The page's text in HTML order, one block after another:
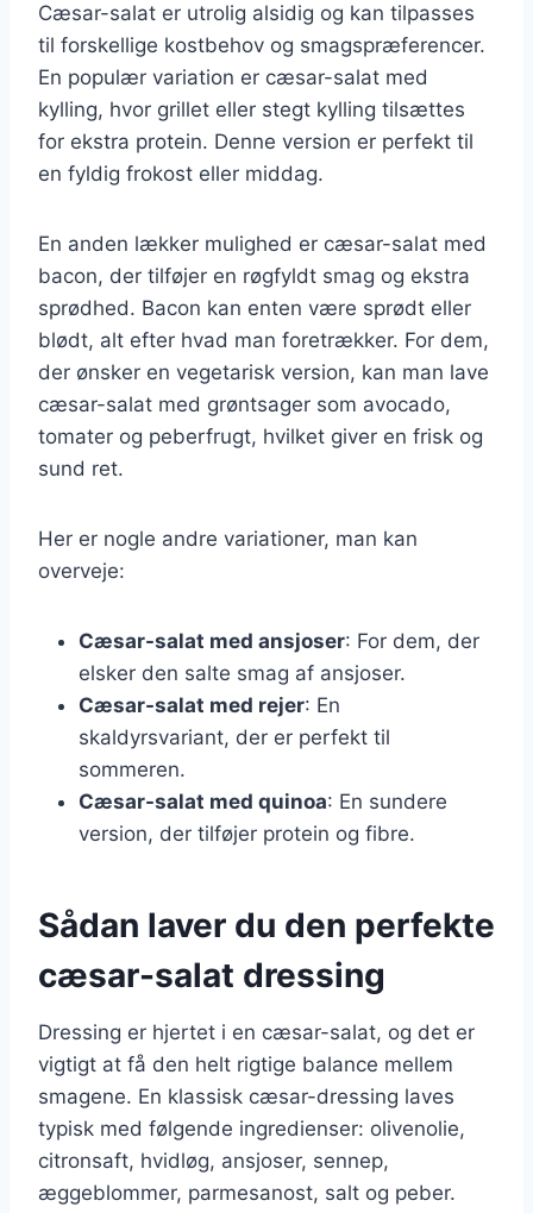
Cæsar-salat er utrolig alsidig og kan tilpasses
til forskellige kostbehov og smagspræferencer.
En populær variation er cæsar-salat med
kylling, hvor grillet eller stegt kylling tilsættes
for ekstra protein. Denne version er perfekt til
en fyldig frokost eller middag.
En anden lækker mulighed er cæsar-salat med
bacon, der tilføjer en røgfyldt smag og ekstra
sprødhed. Bacon kan enten være sprødt eller
blødt, alt efter hvad man foretrækker. For dem,
der ønsker en vegetarisk version, kan man lave
cæsar-salat med grøntsager som avocado,
tomater og peberfrugt, hvilket giver en frisk og
sund ret.
Her er nogle andre variationer, man kan
overveje:
Cæsar-salat med ansjoser: For dem, der
elsker den salte smag af ansjoser.
Cæsar-salat med rejer: En
skaldyrsvariant, der er perfekt til
sommeren.
Cæsar-salat med quinoa: En sundere
version, der tilføjer protein og fibre.
Sådan laver du den perfekte
cæsar-salat dressing
Dressing er hjertet i en cæsar-salat, og det er
vigtigt at få den helt rigtige balance mellem
smagene. En klassisk cæsar-dressing laves
typisk med følgende ingredienser: olivenolie,
citronsaft, hvidløg, ansjoser, sennep,
æggeblommer, parmesanost, salt og peber.